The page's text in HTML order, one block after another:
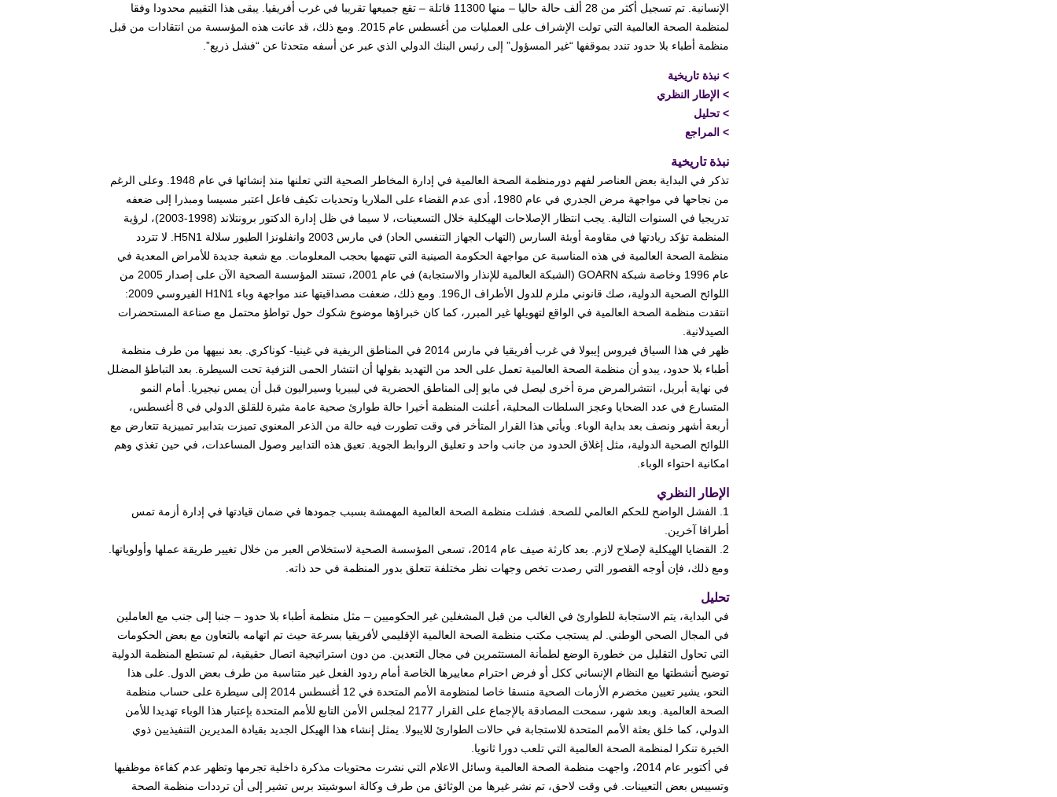
الإنسانية. تم تسجيل أكثر من 28 ألف حالة حاليا – منها 11300 قاتلة – تقع جميعها تقريبا في غرب أفريقيا. يبقى هذا التقييم محدودا وفقا
لمنظمة الصحة العالمية التي تولت الإشراف على العمليات من أغسطس عام 2015. ومع ذلك، قد عانت هذه المؤسسة من انتقادات من قبل
منظمة أطباء بلا حدود تندد بموقفها “غير المسؤول” إلى رئيس البنك الدولي الذي عبر عن أسفه متحدثا عن “فشل ذريع”.
> نبذة تاريخية
> الإطار النظري
> تحليل
> المراجع
نبذة تاريخية
تذكر في البداية بعض العناصر لفهم دورمنظمة الصحة العالمية في إدارة المخاطر الصحية التي تعلنها منذ إنشائها في عام 1948. وعلى الرغم
من نجاحها في مواجهة مرض الجدري في عام 1980، أدى عدم القضاء على الملاريا وتحديات تكيف فاعل اعتبر مسيسا ومبذرا إلى ضعفه
تدريجيا في السنوات التالية. يجب انتظار الإصلاحات الهيكلية خلال التسعينات، لا سيما في ظل إدارة الدكتور برونتلاند (1998-2003)، لرؤية
المنظمة تؤكد ريادتها في مقاومة أوبئة السارس (التهاب الجهاز التنفسي الحاد) في مارس 2003 وانفلونزا الطيور سلالة H5N1. لا تتردد
منظمة الصحة العالمية في هذه المناسبة عن مواجهة الحكومة الصينية التي تتهمها بحجب المعلومات. مع شعبة جديدة للأمراض المعدية في
عام 1996 وخاصة شبكة GOARN (الشبكة العالمية للإنذار والاستجابة) في عام 2001، تستند المؤسسة الصحية الآن على إصدار 2005 من
اللوائح الصحية الدولية، صك قانوني ملزم للدول الأطراف ال196. ومع ذلك، ضعفت مصداقيتها عند مواجهة وباء H1N1 الفيروسي 2009:
انتقدت منظمة الصحة العالمية في الواقع لتهويلها غير المبرر، كما كان خبراؤها موضوع شكوك حول تواطؤ محتمل مع صناعة المستحضرات
الصيدلانية.
ظهر في هذا السياق فيروس إيبولا في غرب أفريقيا في مارس 2014 في المناطق الريفية في غينيا- كوناكري. بعد نبيهها من طرف منظمة
أطباء بلا حدود، يبدو أن منظمة الصحة العالمية تعمل على الحد من التهديد بقولها أن انتشار الحمى النزفية تحت السيطرة. بعد التباطؤ المضلل
في نهاية أبريل، انتشرالمرض مرة أخرى ليصل في مايو إلى المناطق الحضرية في ليبيريا وسيراليون قبل أن يمس نيجيريا. أمام النمو
المتسارع في عدد الضحايا وعجز السلطات المحلية، أعلنت المنظمة أخيرا حالة طوارئ صحية عامة مثيرة للقلق الدولي في 8 أغسطس،
أربعة أشهر ونصف بعد بداية الوباء. ويأتي هذا القرار المتأخر في وقت تطورت فيه حالة من الذعر المعنوي تميزت بتدابير تمييزية تتعارض مع
اللوائح الصحية الدولية، مثل إغلاق الحدود من جانب واحد و تعليق الروابط الجوية. تعيق هذه التدابير وصول المساعدات، في حين تغذي وهم
امكانية احتواء الوباء.
الإطار النظري
1. الفشل الواضح للحكم العالمي للصحة. فشلت منظمة الصحة العالمية المهمشة بسبب جمودها في ضمان قيادتها في إدارة أزمة تمس
أطرافا آخرين.
2. القضايا الهيكلية لإصلاح لازم. بعد كارثة صيف عام 2014، تسعى المؤسسة الصحية لاستخلاص العبر من خلال تغيير طريقة عملها وأولوياتها.
ومع ذلك، فإن أوجه القصور التي رصدت تخص وجهات نظر مختلفة تتعلق بدور المنظمة في حد ذاته.
تحليل
في البداية، يتم الاستجابة للطوارئ في الغالب من قبل المشغلين غير الحكوميين – مثل منظمة أطباء بلا حدود – جنبا إلى جنب مع العاملين
في المجال الصحي الوطني. لم يستجب مكتب منظمة الصحة العالمية الإقليمي لأفريقيا بسرعة حيث تم اتهامه بالتعاون مع بعض الحكومات
التي تحاول التقليل من خطورة الوضع لطمأنة المستثمرين في مجال التعدين. من دون استراتيجية اتصال حقيقية، لم تستطع المنظمة الدولية
توضيح أنشطتها مع النظام الإنساني ككل أو فرض احترام معاييرها الخاصة أمام ردود الفعل غير متناسبة من طرف بعض الدول. على هذا
النحو، يشير تعيين مخضرم الأزمات الصحية منسقا خاصا لمنظومة الأمم المتحدة في 12 أغسطس 2014 إلى سيطرة على حساب منظمة
الصحة العالمية. وبعد شهر، سمحت المصادقة بالإجماع على القرار 2177 لمجلس الأمن التابع للأمم المتحدة بإعتبار هذا الوباء تهديدا للأمن
الدولي، كما خلق بعثة الأمم المتحدة للاستجابة في حالات الطوارئ للايبولا. يمثل إنشاء هذا الهيكل الجديد بقيادة المديرين التنفيذيين ذوي
الخبرة تنكرا لمنظمة الصحة العالمية التي تلعب دورا ثانويا.
في أكتوبر عام 2014، واجهت منظمة الصحة العالمية وسائل الاعلام التي نشرت محتويات مذكرة داخلية تجرمها وتظهر عدم كفاءة موظفيها
وتسييس بعض التعيينات. في وقت لاحق، تم نشر غيرها من الوثائق من طرف وكالة اسوشيتد برس تشير إلى أن ترددات منظمة الصحة